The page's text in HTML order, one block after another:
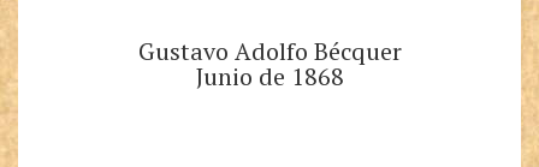
Gustavo Adolfo Bécquer
Junio de 1868